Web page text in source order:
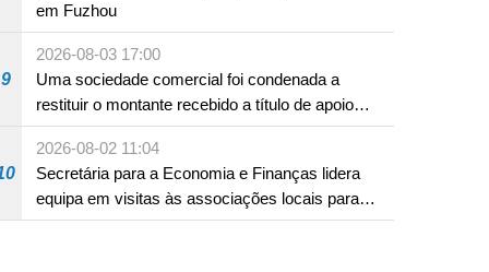
em Fuzhou
9
2026-08-03 17:00
Uma sociedade comercial foi condenada a
restituir o montante recebido a título de apoio
pecuniário para combater a epidemia de 2022,
por não ter sido provado que reunia os
requisitos para a sua atribuição
2026-08-02 11:04
Secretária para a Economia e Finanças lidera
equipa em visitas às associações locais para
consolidar consensos e promover os trabalhos